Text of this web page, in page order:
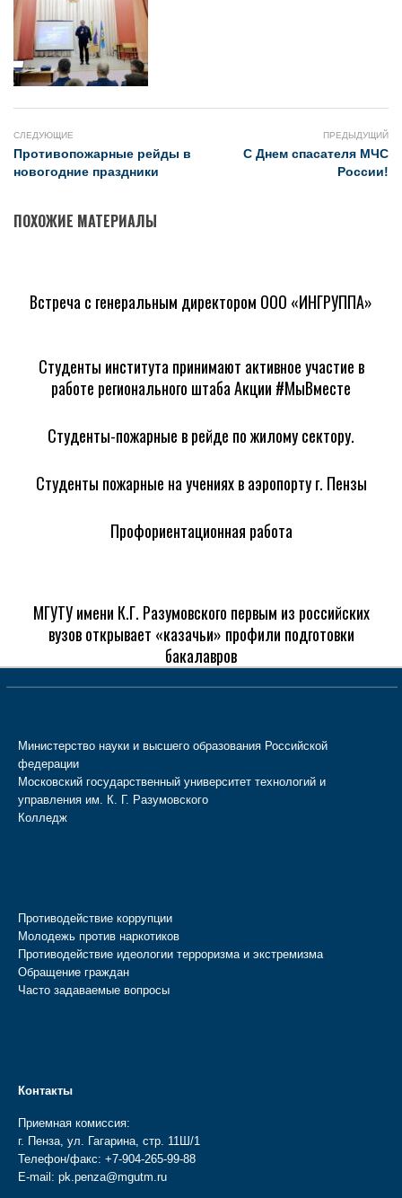
СЛЕДУЮЩИЕ
Противопожарные рейды в
новогодние праздники
ПРЕДЫДУЩИЙ
С Днем спасателя МЧС
России!
ПОХОЖИЕ МАТЕРИАЛЫ
Встреча с генеральным директором ООО «ИНГРУППА»
Студенты института принимают активное участие в
работе регионального штаба Акции #МыВместе
Студенты-пожарные в рейде по жилому сектору.
Студенты пожарные на учениях в аэропорту г. Пензы
Профориентационная работа
МГУТУ имени К.Г. Разумовского первым из российских
вузов открывает «казачьи» профили подготовки
бакалавров
Министерство науки и высшего образования Российской
федерации
Московский государственный университет технологий и
управления им. К. Г. Разумовского
Колледж
Противодействие коррупции
Молодежь против наркотиков
Противодействие идеологии терроризма и экстремизма
Обращение граждан
Часто задаваемые вопросы
Контакты
Приемная комиссия:
г. Пенза, ул. Гагарина, стр. 11Ш/1
Телефон/факс: +7-904-265-99-88
E-mail: pk.penza@mgutm.ru